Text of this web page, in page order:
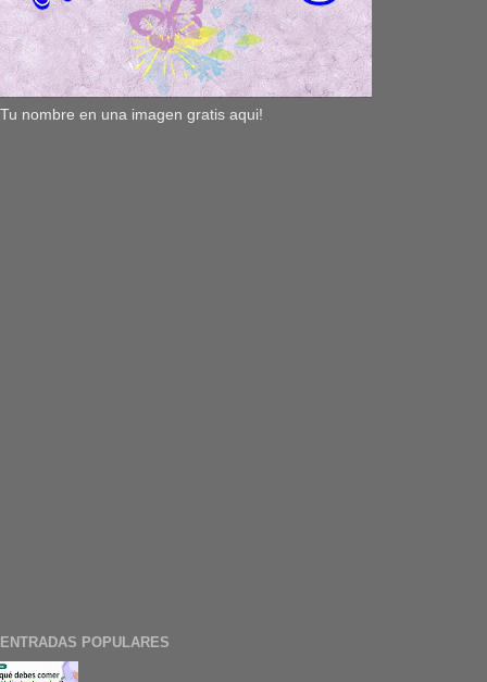
Tu nombre en una imagen gratis aqui!
ENTRADAS POPULARES